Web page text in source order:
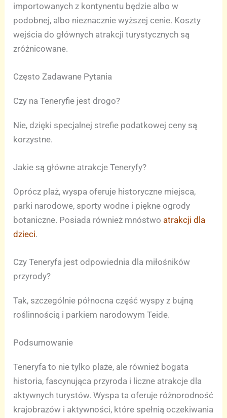
importowanych z kontynentu będzie albo w
podobnej, albo nieznacznie wyższej cenie. Koszty
wejścia do głównych atrakcji turystycznych są
zróżnicowane.
Często Zadawane Pytania
Czy na Teneryfie jest drogo?
Nie, dzięki specjalnej strefie podatkowej ceny są
korzystne.
Jakie są główne atrakcje Teneryfy?
Oprócz plaż, wyspa oferuje historyczne miejsca,
parki narodowe, sporty wodne i piękne ogrody
botaniczne. Posiada również mnóstwo atrakcji dla
dzieci.
Czy Teneryfa jest odpowiednia dla miłośników
przyrody?
Tak, szczególnie północna część wyspy z bujną
roślinnością i parkiem narodowym Teide.
Podsumowanie
Teneryfa to nie tylko plaże, ale również bogata
historia, fascynująca przyroda i liczne atrakcje dla
aktywnych turystów. Wyspa ta oferuje różnorodność
krajobrazów i aktywności, które spełnią oczekiwania